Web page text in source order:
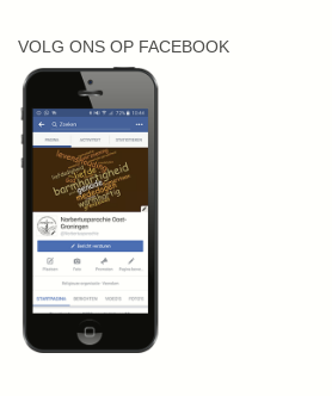
VOLG ONS OP FACEBOOK